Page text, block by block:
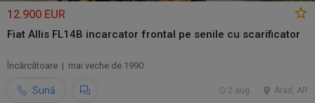
12.900 EUR
Fiat Allis FL14B incarcator frontal pe senile cu scarificator
Încărcătoare | mai veche de 1990
Sună Arad, AR
2 aug.